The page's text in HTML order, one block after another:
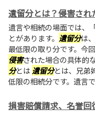
遺留分とは？侵害さ
遺言や相続の場面では、
とがあります。 遺留分は
最低限の取り分です。今回
侵害された場合の具体的
分とは 遺留分とは、兄弟
低限の相続分です。遺言
損害賠償請求、名誉回